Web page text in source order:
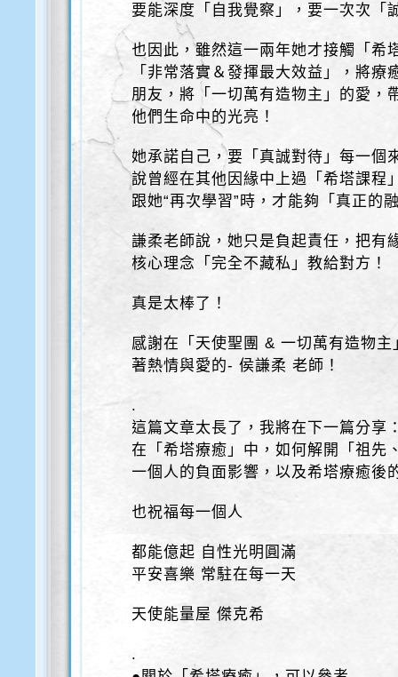
要能深度「自我覺察」，要一次次
也因此，雖然這一兩年她才接觸「希
「非常落實＆發揮最大效益」，將
朋友，將「一切萬有造物主」的愛，
他們生命中的光亮！
她承諾自己，要「真誠對待」每一個
說曾經在其他因緣中上過「希塔課程
跟她“再次學習”時，才能夠「真正的
謙柔老師說，她只是負起責任，把有
核心理念「完全不藏私」教給對方！
真是太棒了！
感謝在「天使聖團 & 一切萬有造物
著熱情與愛的- 侯謙柔 老師！
.
這篇文章太長了，我將在下一篇分享
在「希塔療癒」中，如何解開「祖先
一個人的負面影響，以及希塔療癒後
也祝福每一個人
都能億起 自性光明圓滿
平安喜樂 常駐在每一天
天使能量屋 傑克希
.